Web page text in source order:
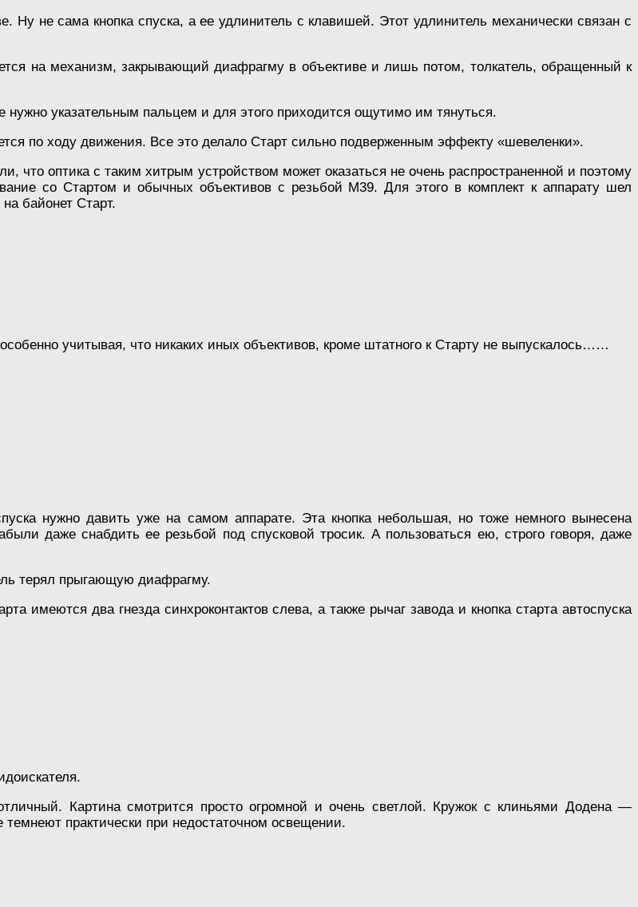
Ну не сама кнопка спуска, а ее удлинитель с клавишей. Этот удлинитель механически связан с
на механизм, закрывающий диафрагму в объективе и лишь потом, толкатель, обращенный к
указательным пальцем и для этого приходится ощутимо им тянуться.
по ходу движения. Все это делало Старт сильно подверженным эффекту «шевеленки».
что оптика с таким хитрым устройством может оказаться не очень распространенной и поэтому
со Стартом и обычных объективов с резьбой М39. Для этого в комплект к аппарату шел
байонет Старт.
учитывая, что никаких иных объективов, кроме штатного к Старту не выпускалось……
нужно давить уже на самом аппарате. Эта кнопка небольшая, но тоже немного вынесена
даже снабдить ее резьбой под спусковой тросик. А пользоваться ею, строго говоря, даже
терял прыгающую диафрагму.
имеются два гнезда синхроконтактов слева, а также рычаг завода и кнопка старта автоспуска
Картина смотрится просто огромной и очень светлой. Кружок с клиньями Додена —
практически при недостаточном освещении.